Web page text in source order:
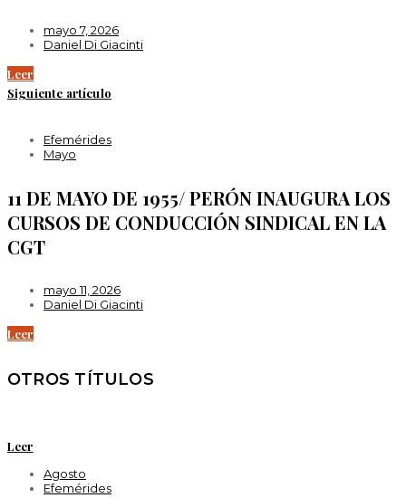
mayo 7, 2026
Daniel Di Giacinti
Leer
Siguiente artículo
Efemérides
Mayo
11 DE MAYO DE 1955/ PERÓN INAUGURA LOS
CURSOS DE CONDUCCIÓN SINDICAL EN LA
CGT
mayo 11, 2026
Daniel Di Giacinti
Leer
OTROS TÍTULOS
Leer
Agosto
Efemérides